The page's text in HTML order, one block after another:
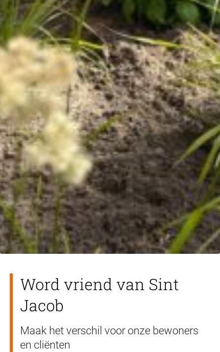
Word vriend van Sint
Jacob
Maak het verschil voor onze bewoners
en cliënten